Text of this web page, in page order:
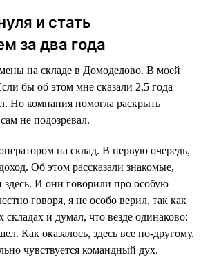
и стать
за два года
на складе в Домодедово. В моей
бы об этом мне сказали 2,5 года
Но компания помогла раскрыть
не подозревал.
на склад. В первую очередь,
Об этом рассказали знакомые,
здесь. И они говорили про особую
говоря, я не особо верил, так как
складах и думал, что везде одинаково:
Как оказалось, здесь все по-другому.
чувствуется командный дух.